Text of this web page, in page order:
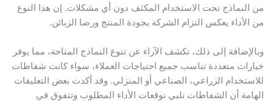
تحت الاستخدام المكثف دون أي مشكلات. إن هذا النوع
يعكس التزام الشركة بجودة المنتج ورضا الزبائن.
إلى ذلك، تكشف الآراء عن تنوع النماذج المتاحة، مما يوفر
متعددة تناسب جميع احتياجات العملاء، سواء كانت شفاطات
الزراعي، الصناعي أو المنزلي. وقد أكدت بعض التعليقات
أن الشفاطات تلبي توقعات الأداء المطلوب وتتفوق في